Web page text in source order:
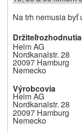
Na trh nemusia
Držiteľrozhodnutia
Helm AG
Nordkanalstr. 28
20097 Hamburg
Nemecko
Výrobcovia
Helm AG
Nordkanalstr. 28
20097 Hamburg
Nemecko